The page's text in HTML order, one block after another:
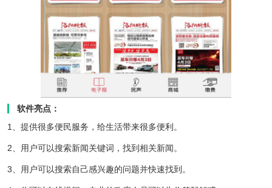
软件亮点：
1、提供很多便民服务，给生活带来很多便利。
2、用户可以搜索新闻关键词，找到相关新闻。
3、用户可以搜索自己感兴趣的问题并快速找到。